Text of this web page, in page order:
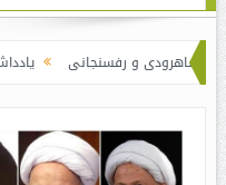
و رفسنجانی یادداشت دو